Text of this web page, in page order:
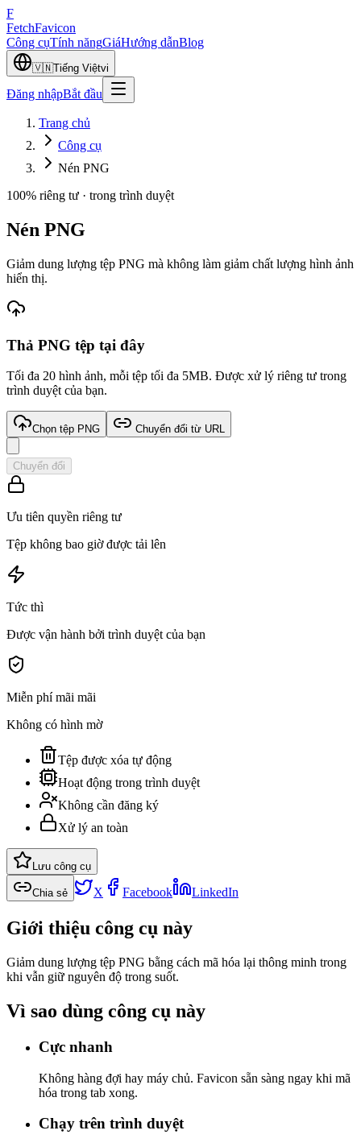
F
FetchFavicon
Công cụTính năngGiáHướng dẫnBlog
🇻🇳Tiếng Việtvi
Đăng nhậpBắt đầu
Trang chủ
Công cụ
Nén PNG
100% riêng tư · trong trình duyệt
Nén PNG
Giảm dung lượng tệp PNG mà không làm giảm chất lượng hình ảnh
hiển thị.
Thả PNG tệp tại đây
Tối đa 20 hình ảnh, mỗi tệp tối đa 5MB. Được xử lý riêng tư trong
trình duyệt của bạn.
Chọn tệp PNG Chuyển đổi từ URL
Chuyển đổi
Ưu tiên quyền riêng tư
Tệp không bao giờ được tải lên
Tức thì
Được vận hành bởi trình duyệt của bạn
Miễn phí mãi mãi
Không có hình mờ
Tệp được xóa tự động
Hoạt động trong trình duyệt
Không cần đăng ký
Xử lý an toàn
Lưu công cụ
Chia sẻ X Facebook LinkedIn
Giới thiệu công cụ này
Giảm dung lượng tệp PNG bằng cách mã hóa lại thông minh trong
khi vẫn giữ nguyên độ trong suốt.
Vì sao dùng công cụ này
Cực nhanh
Không hàng đợi hay máy chủ. Favicon sẵn sàng ngay khi mã
hóa trong tab xong.
Chạy trên trình duyệt